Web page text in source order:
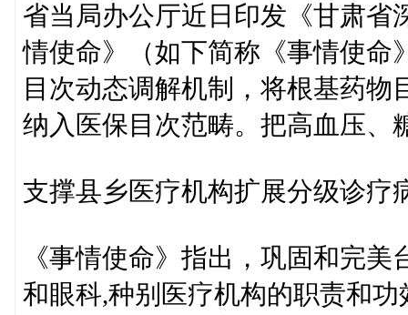
省当局办公厅近日印发《甘肃省
情使命》（如下简称《事情使命
目次动态调解机制，将根基药
纳入医保目次范畴。把高血压、
支撑县乡医疗机构扩展分级诊疗
《事情使命》指出，巩固和完
和眼科,种别医疗机构的职责和